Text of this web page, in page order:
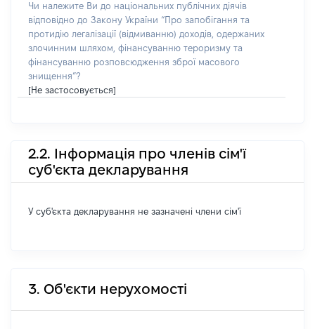
Чи належите Ви до національних публічних діячів
відповідно до Закону України “Про запобігання та
протидію легалізації (відмиванню) доходів, одержаних
злочинним шляхом, фінансуванню тероризму та
фінансуванню розповсюдження зброї масового
знищення”?
[Не застосовується]
2.2. Інформація про членів сім'ї
суб'єкта декларування
У суб'єкта декларування не зазначені члени сім'ї
3. Об'єкти нерухомості